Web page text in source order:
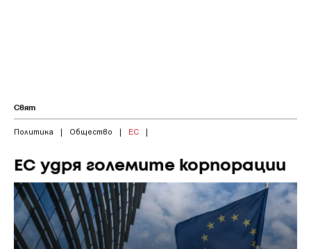
Свят
Политика | Общество | ЕС |
ЕС удря големите корпорации